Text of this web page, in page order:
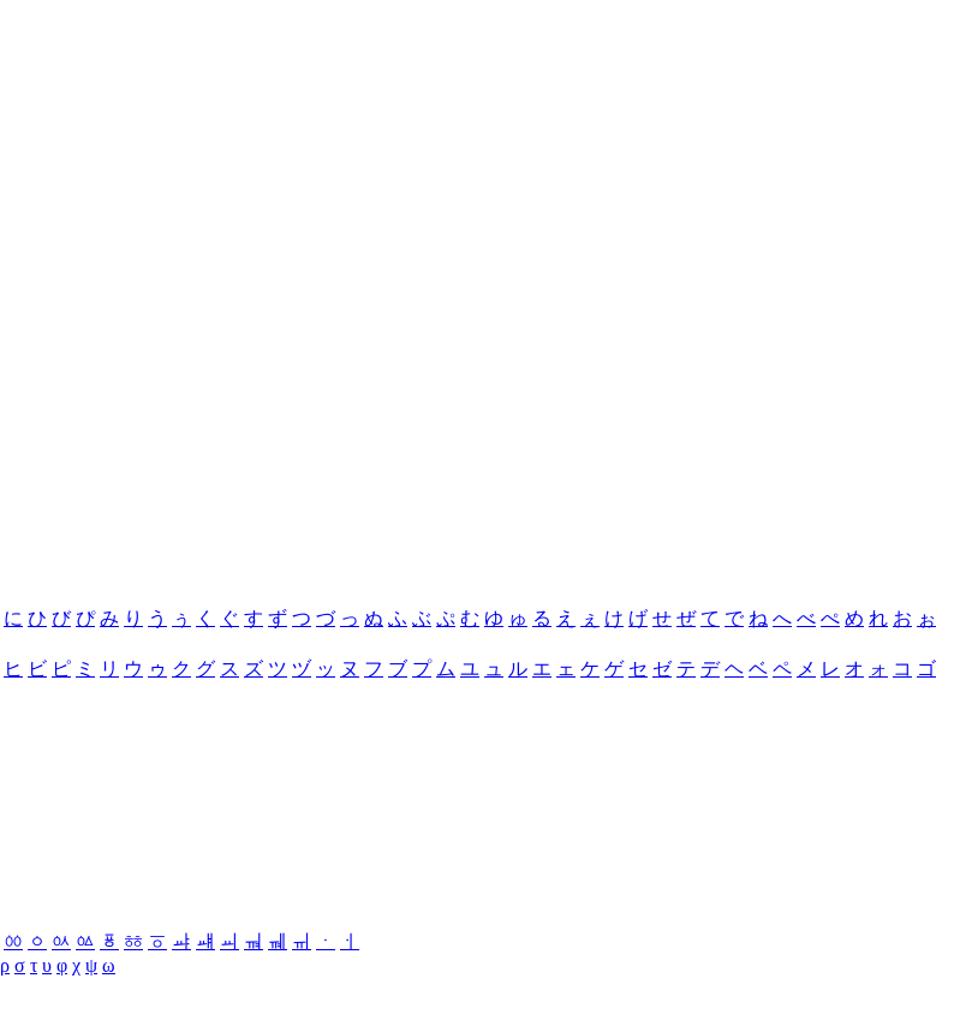
に ひ び ぴ み り う ぅ く ぐ す ず つ づ っ ぬ ふ ぶ ぷ む ゆ ゅ る え ぇ け げ せ ぜ て で ね へ べ ぺ め れ お ぉ
ヒ ビ ピ ミ リ ウ ゥ ク グ ス ズ ツ ヅ ッ ヌ フ ブ プ ム ユ ュ ル エ ェ ケ ゲ セ ゼ テ デ ヘ ベ ペ メ レ オ ォ コ ゴ
ㆀ ㆁ ㆂ ㆃ ㆄ ㆅ ㆆ ㆇ ㆈ ㆉ ㆊ ㆋ ㆌ ㆍ
ㆎ
ρ σ τ υ φ χ ψ ω